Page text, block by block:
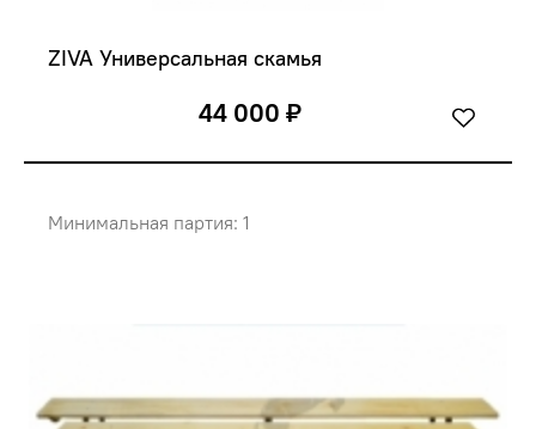
ZIVA Универсальная скамья
44 000 ₽
Минимальная партия: 1